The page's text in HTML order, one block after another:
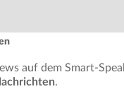
auf dem Smart-
.